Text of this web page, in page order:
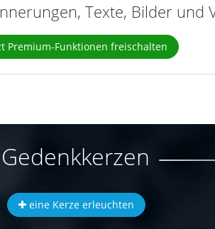
Texte, Bilder und
Premium-Funktionen freischalten
Gedenkkerzen
eine Kerze erleuchten